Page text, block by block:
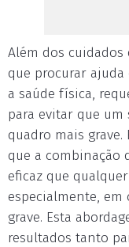
Além dos
que procurar ajuda
a saúde física,
para evitar que
quadro mais
que a combinação
eficaz que
especialmente, em
grave. Esta
resultados tanto